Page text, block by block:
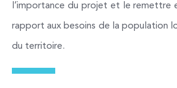
l’importance du projet et le remettre
rapport aux besoins de la population
du territoire.